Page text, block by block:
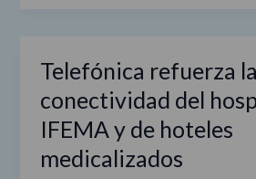
Telefónica refuerza
conectividad del
IFEMA y de hoteles
medicalizados
Telefónica
las
conectividad
del